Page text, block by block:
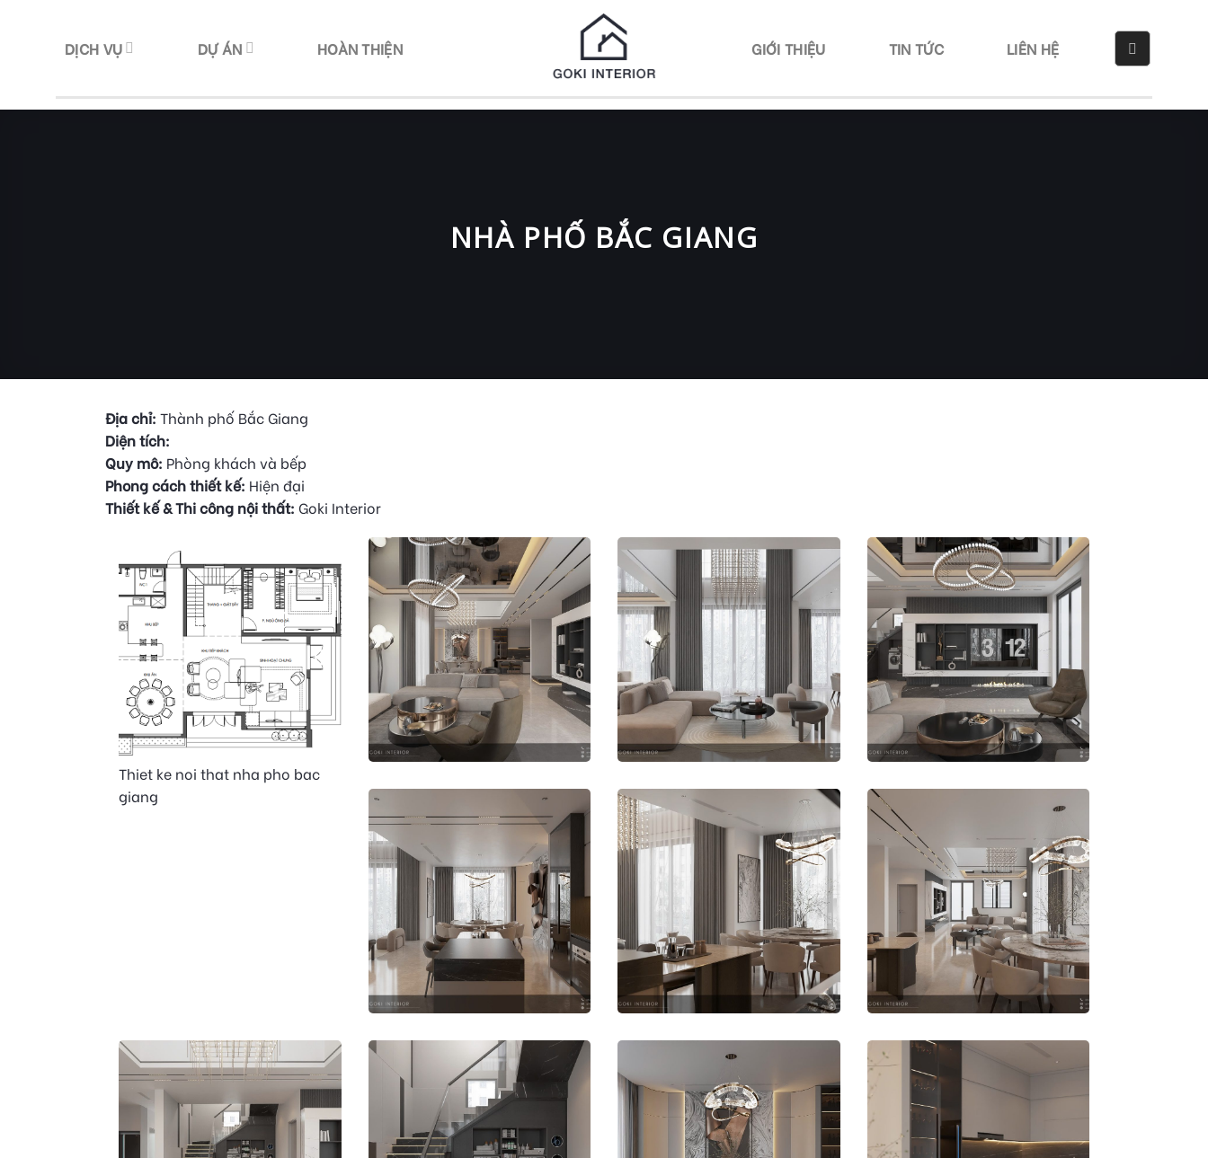
DỊCH VỤ DỰ ÁN HOÀN THIỆN GIỚI THIỆU TIN TỨC LIÊN HỆ
NHÀ PHỐ BẮC GIANG
Địa chỉ: Thành phố Bắc Giang
Diện tích:
Quy mô: Phòng khách và bếp
Phong cách thiết kế: Hiện đại
Thiết kế & Thi công nội thất: Goki Interior
Thiet ke noi that nha pho bac
giang